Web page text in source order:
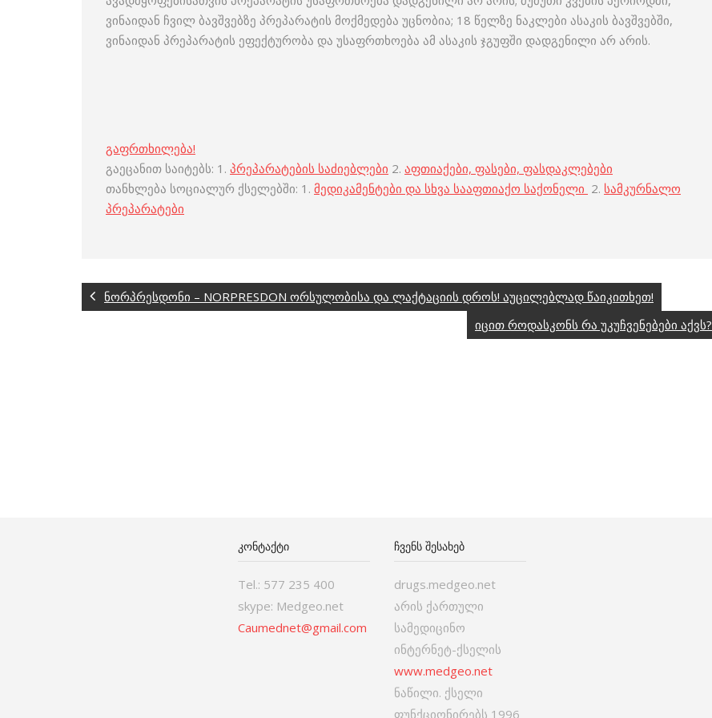
ვინაიდან ჩვილ ბავშვებზე პრეპარატის მოქმედება უცნობია; 18 წელზე ნაკლები ასაკის ბავშვებში,
ვინაიდან პრეპარატის ეფექტურობა და უსაფრთხოება ამ ასაკის ჯგუფში დადგენილი არ არის.
გაფრთხილება!
გაეცანით საიტებს: 1. პრეპარატების საძიებლები 2. აფთიაქები, ფასები, ფასდაკლებები
თანხლება სოციალურ ქსელებში: 1. მედიკამენტები და სხვა სააფთიაქო საქონელი 2. სამკურნალო
პრეპარატები
ნორპრესდონი – NORPRESDON ორსულობისა და ლაქტაციის დროს! აუცილებლად წაიკითხეთ!
იცით როდასკონს რა უკუჩვენებები აქვს?
ᲙᲝᲜᲢᲐᲥᲢᲘ
Tel.: 577 235 400
skype: Medgeo.net
Caumednet@gmail.com
ᲩᲕᲔᲜᲡ ᲨᲔᲡᲐᲮᲔᲑ
drugs.medgeo.net
არის ქართული
სამედიცინო
ინტერნეტ-ქსელის
www.medgeo.net
ნაწილი. ქსელი
ფუნქციონირებს 1996